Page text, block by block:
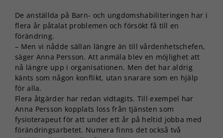
De anställda på Barn- och ungdomshabiliteringen har i
flera år påtalat problemen och försökt få till en
förändring.
– Men vi nådde sällan längre än till vårdenhetschefen,
säger Anna Persson. Att anmäla blev en möjlighet att
nå längre upp i organisationen. Men det har aldrig
känts som någon konflikt, utan snarare som en hjälp
för alla.
Flera åtgärder har redan vidtagits. Till exempel har
Anna Persson kopplats loss från tjänsten som
fysioterapeut för att under ett år på heltid jobba med
förändringsarbetet. Numera finns det också två